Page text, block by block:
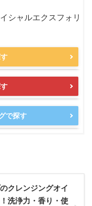
シャルエクスフォリ
で探す
クレンジングオイ
洗浄力・香り・使